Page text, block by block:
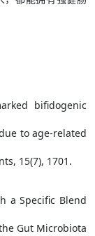
bifidogenic
to age-related
15(7), 1701.
a Specific Blend
Gut Microbiota